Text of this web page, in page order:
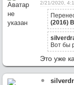
2/21/2020,
(2016)
Вот бы
Это уже